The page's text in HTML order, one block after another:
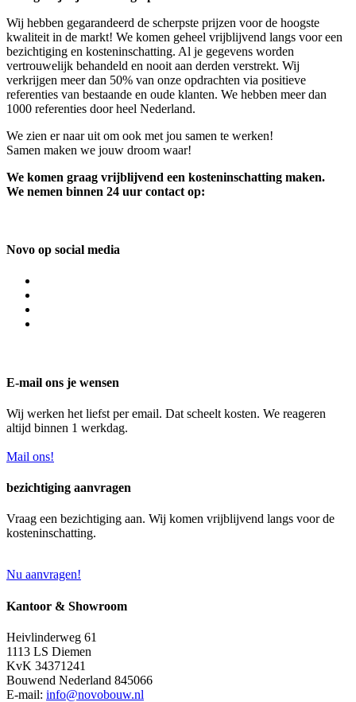
Wij hebben gegarandeerd de scherpste prijzen voor de hoogste
kwaliteit in de markt! We komen geheel vrijblijvend langs voor een
bezichtiging en kosteninschatting. Al je gegevens worden
vertrouwelijk behandeld en nooit aan derden verstrekt. Wij
verkrijgen meer dan 50% van onze opdrachten via positieve
referenties van bestaande en oude klanten. We hebben meer dan
1000 referenties door heel Nederland.
We zien er naar uit om ook met jou samen te werken!
Samen maken we jouw droom waar!
We komen graag vrijblijvend een kosteninschatting maken.
We nemen binnen 24 uur contact op:
Novo op social media
E-mail ons je wensen
Wij werken het liefst per email. Dat scheelt kosten. We reageren
altijd binnen 1 werkdag.
Mail ons!
bezichtiging aanvragen
Vraag een bezichtiging aan. Wij komen vrijblijvend langs voor de
kosteninschatting.
Nu aanvragen!
Kantoor & Showroom
Heivlinderweg 61
1113 LS Diemen
KvK 34371241
Bouwend Nederland 845066
E-mail: info@novobouw.nl